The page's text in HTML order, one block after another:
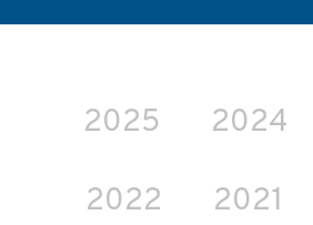
2025 2024
2022
2021